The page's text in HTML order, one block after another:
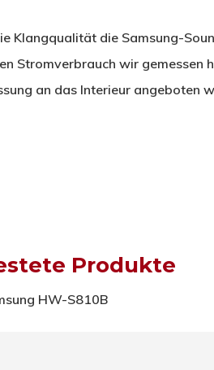
Klangqualität die Samsung-
Stromverbrauch wir gemessen
an das Interieur angeboten
Produkte
HW-S810B